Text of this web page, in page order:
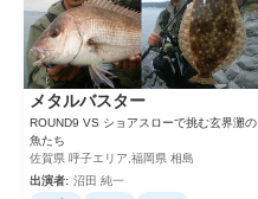
メタルバスター
ROUND9 VS ショアスローで挑む玄界灘の
魚たち
佐賀県 呼子エリア,福岡県 相島
出演者: 沼田 純一